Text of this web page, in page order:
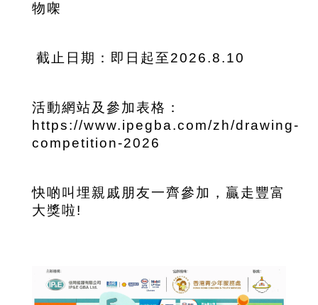
物㗎
截止日期：即日起至2026.8.10
活動網站及參加表格：
https://www.ipegba.com/zh/drawing-
competition-2026
快啲叫埋親戚朋友一齊參加，贏走豐富
大獎啦!